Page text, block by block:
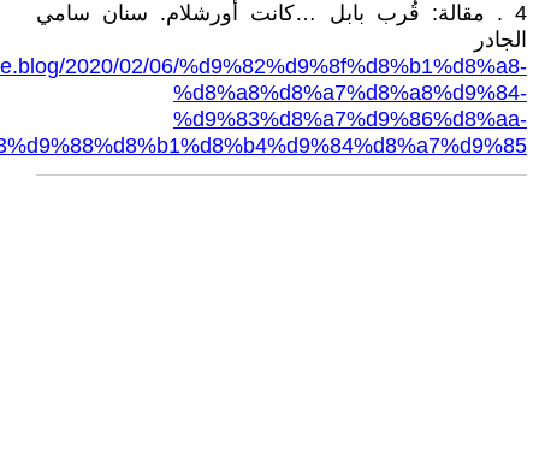
4 . مقالة: قُرب بابل …كانت أورشلام. سنان سامي
الجادر
2020/02/06/%d9%82%d9%8f%d8%b1%d8%a8-
%d8%a8%d8%a7%d8%a8%d9%84-
%d9%83%d8%a7%d9%86%d8%aa-